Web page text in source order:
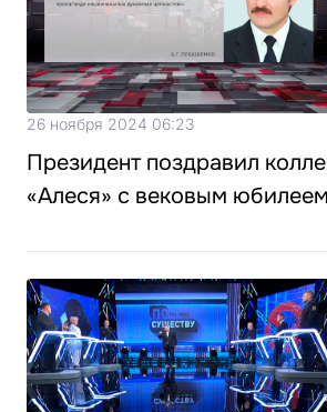
26 ноября 2024 06:23
Президент поздравил
«Алеся» с вековым